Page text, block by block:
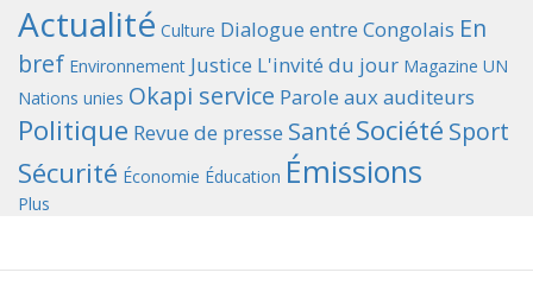
Actualité Culture Dialogue entre Congolais En
bref Environnement Justice L'invité du jour Magazine UN
Nations unies Okapi service Parole aux auditeurs
Politique Revue de presse Santé Société Sport
Sécurité Économie Éducation Émissions
Plus